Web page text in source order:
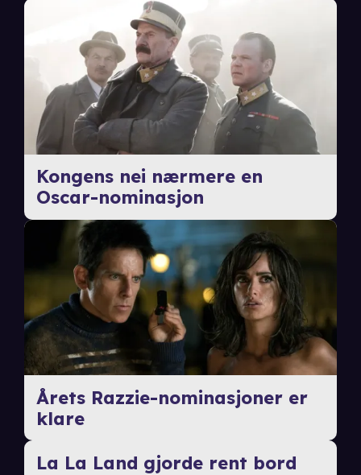
Kongens nei nærmere en
Oscar-nominasjon
Årets Razzie-nominasjoner er
klare
La La Land gjorde rent bord